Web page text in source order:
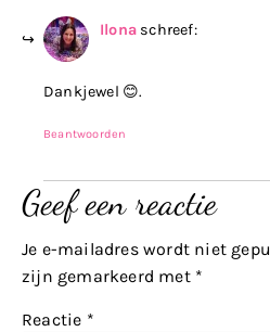
Ilona schreef:
Dankjewel 😊.
Beantwoorden
Geef een reactie
Je e-mailadres wordt niet
zijn gemarkeerd met *
Reactie *